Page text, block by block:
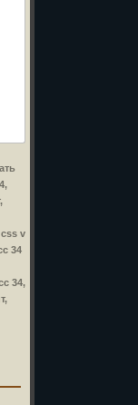
css v
34
34,